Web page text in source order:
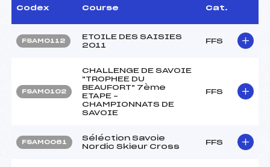
Codex Course Cat.
FSAM0112
ETOILE DES SAISIES
2011
FFS
FSAM0102
CHALLENGE DE SAVOIE
"TROPHEE DU
BEAUFORT" 7ème
ETAPE –
CHAMPIONNATS DE
SAVOIE
FFS
FSAM0061
Séléction Savoie
Nordic Skieur Cross
FFS